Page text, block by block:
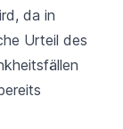
da in
Urteil des